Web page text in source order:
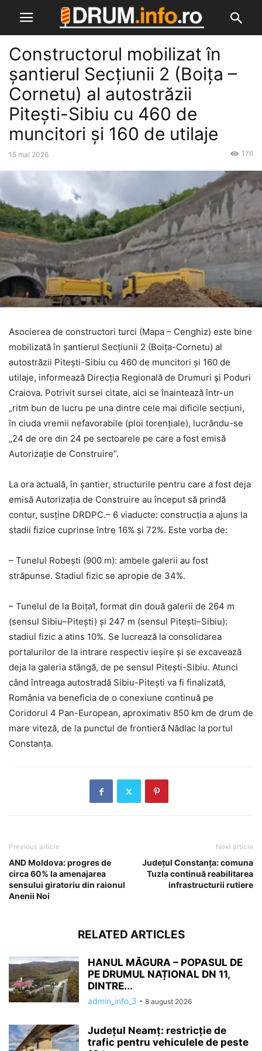
Constructorul mobilizat în
șantierul Secțiunii 2 (Boița –
Cornetu) al autostrăzii
Pitești-Sibiu cu 460 de
muncitori și 160 de utilaje
15 mai 2026 176
Asocierea de constructori turci (Mapa – Cenghiz) este bine
mobilizată în șantierul Secțiunii 2 (Boița-Cornetu) al
autostrăzii Pitești-Sibiu cu 460 de muncitori și 160 de
utilaje, informează Direcția Regională de Drumuri și Poduri
Craiova. Potrivit sursei citate, aici se înaintează într-un
„ritm bun de lucru pe una dintre cele mai dificile secțiuni,
în ciuda vremii nefavorabile (ploi torențiale), lucrându-se
„24 de ore din 24 pe sectoarele pe care a fost emisă
Autorizație de Construire”.
La ora actuală, în șantier, structurile pentru care a fost deja
emisă Autorizația de Construire au început să prindă
contur, susține DRDPC.– 6 viaducte: construcția a ajuns la
stadii fizice cuprinse între 16% și 72%. Este vorba de:
– Tunelul Robești (900 m): ambele galerii au fost
străpunse. Stadiul fizic se apropie de 34%.
– Tunelul de la Boița1, format din două galerii de 264 m
(sensul Sibiu–Pitești) și 247 m (sensul Pitești–Sibiu):
stadiul fizic a atins 10%. Se lucrează la consolidarea
portalurilor de la intrare respectiv ieșire și se excavează
deja la galeria stângă, de pe sensul Pitești-Sibiu. Atunci
când întreaga autostradă Sibiu-Pitești va fi finalizată,
România va beneficia de o conexiune continuă pe
Coridorul 4 Pan-European, aproximativ 850 km de drum de
mare viteză, de la punctul de frontieră Nădlac la portul
Constanța.
Previous article
AND Moldova: progres de
circa 60% la amenajarea
sensului giratoriu din raionul
Anenii Noi
Next article
Județul Constanța: comuna
Tuzla continuă reabilitarea
infrastructurii rutiere
RELATED ARTICLES
HANUL MĂGURA – POPASUL DE
PE DRUMUL NAȚIONAL DN 11,
DINTRE...
admin_info_3 - 8 august 2026
Județul Neamț: restricție de
trafic pentru vehiculele de peste